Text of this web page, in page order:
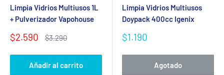
Limpia Vidrios Multiusos 1L
+ Pulverizador Vapohouse
Precio
venta
$2.590
Precio
$3.290
Añadir al carrito
Limpia Vidrios Multiusos
Doypack 400cc Igenix
Precio
venta
$1.190
Agotado